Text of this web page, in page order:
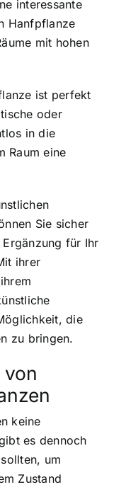
interessante
Hanfpflanze
mit hohen
ist perfekt
oder
in die
Raum eine
Sie sicher
für Ihr
ihrer
die
zu bringen.
von
keine
es dennoch
um
Zustand